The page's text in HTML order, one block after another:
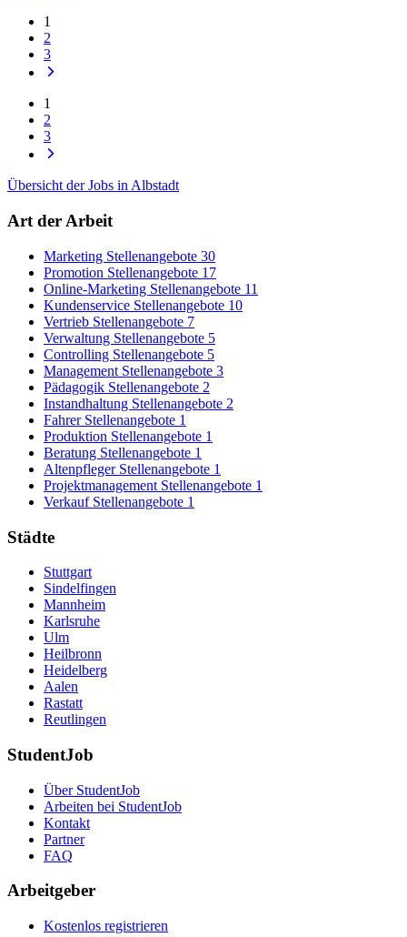
1
2
3
1
2
3
Übersicht der Jobs in Albstadt
Art der Arbeit
Marketing Stellenangebote 30
Promotion Stellenangebote 17
Online-Marketing Stellenangebote 11
Kundenservice Stellenangebote 10
Vertrieb Stellenangebote 7
Verwaltung Stellenangebote 5
Controlling Stellenangebote 5
Management Stellenangebote 3
Pädagogik Stellenangebote 2
Instandhaltung Stellenangebote 2
Fahrer Stellenangebote 1
Produktion Stellenangebote 1
Beratung Stellenangebote 1
Altenpfleger Stellenangebote 1
Projektmanagement Stellenangebote 1
Verkauf Stellenangebote 1
Städte
Stuttgart
Sindelfingen
Mannheim
Karlsruhe
Ulm
Heilbronn
Heidelberg
Aalen
Rastatt
Reutlingen
StudentJob
Über StudentJob
Arbeiten bei StudentJob
Kontakt
Partner
FAQ
Arbeitgeber
Kostenlos registrieren